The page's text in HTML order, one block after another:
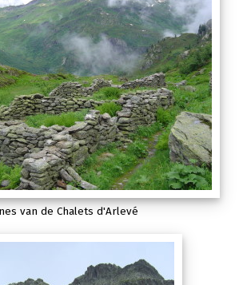
van de Chalets d'Arlevé